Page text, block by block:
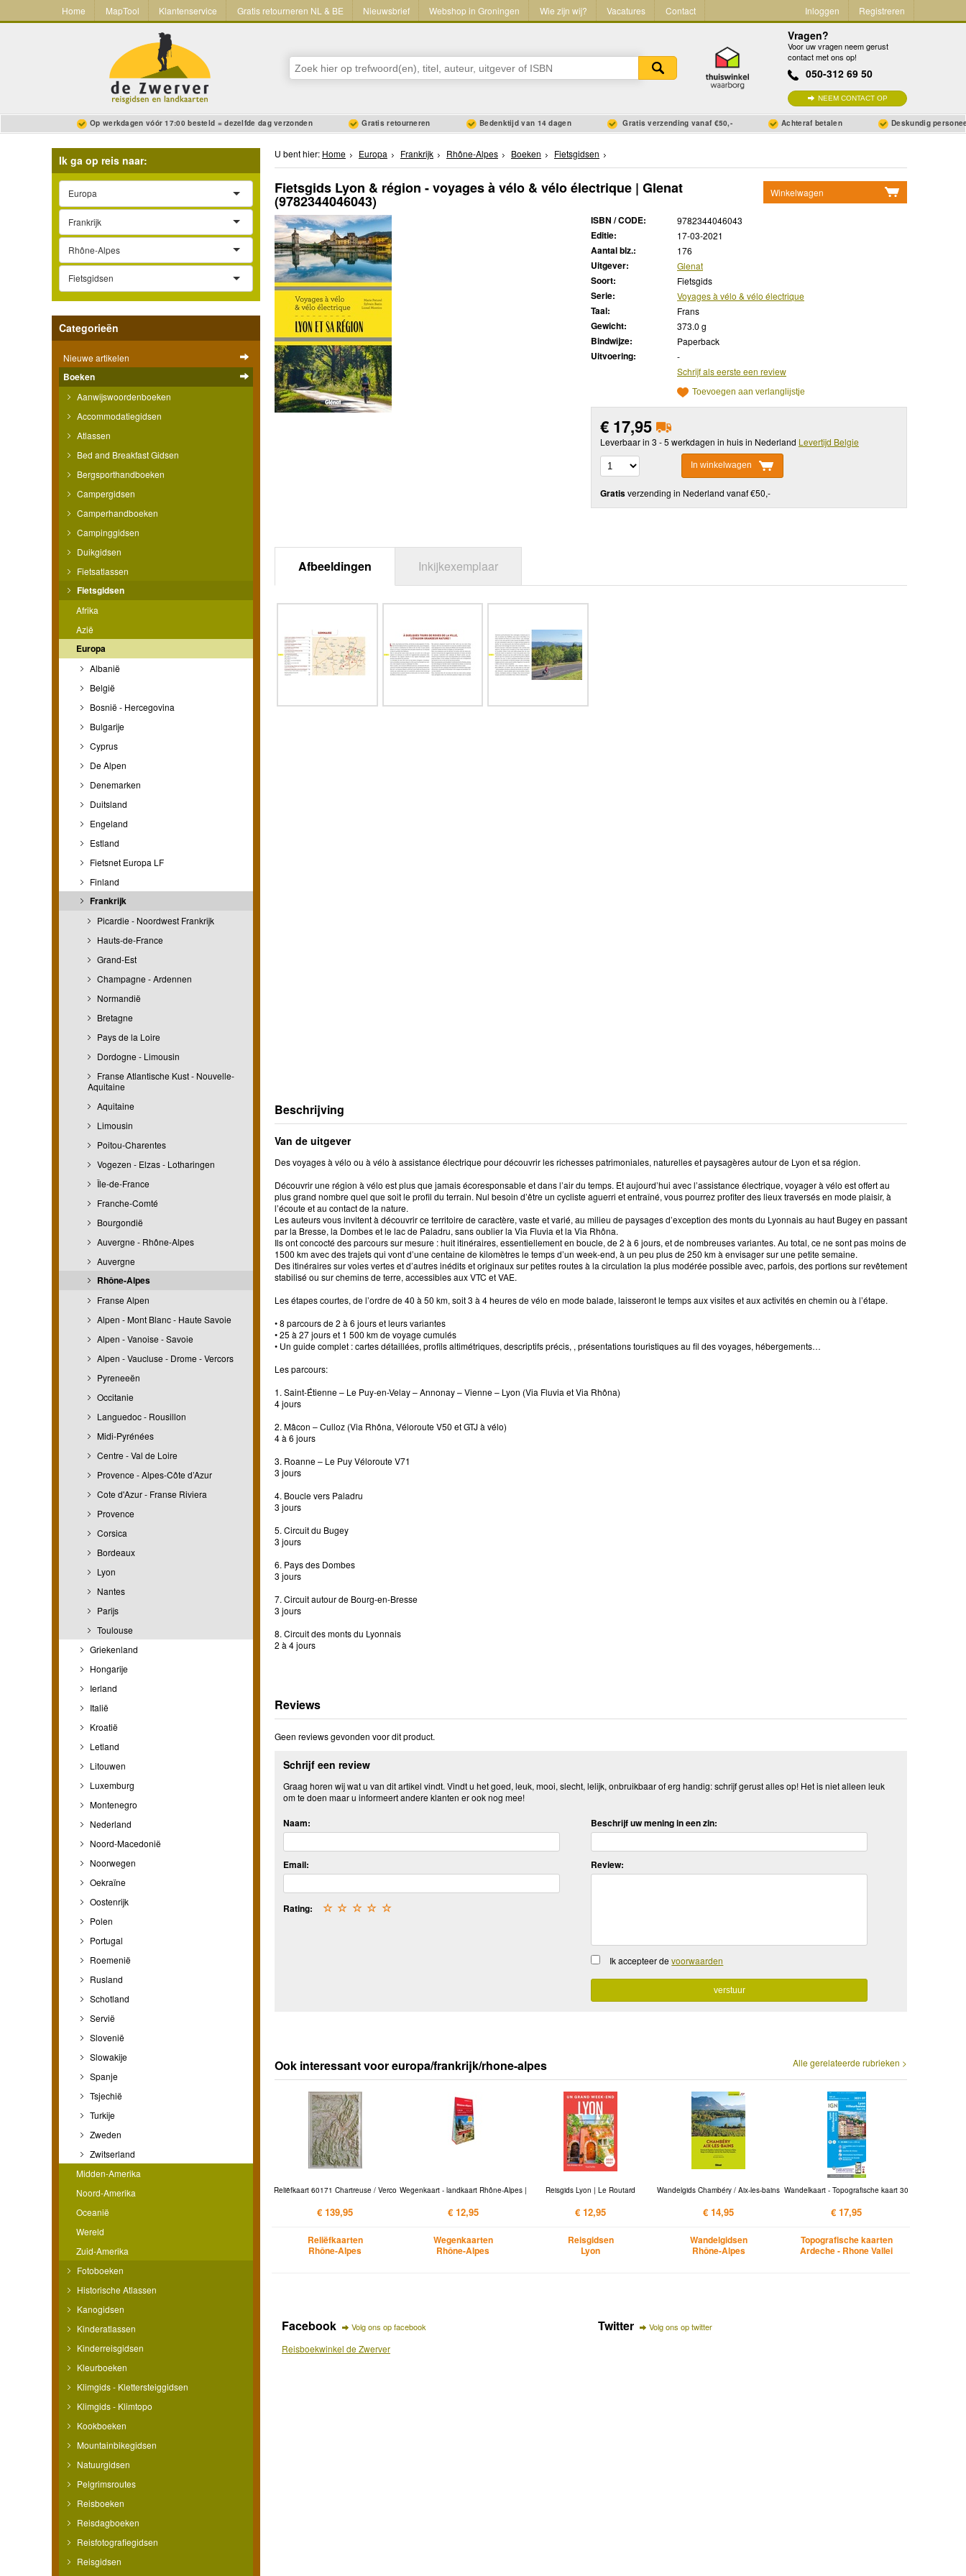
Home MapTool Klantenservice Gratis retourneren NL & BE Nieuwsbrief Webshop in Groningen Wie zijn wij? Vacatures Contact Inloggen Registreren
Vragen?
Voor uw vragen neem gerust
contact met ons op!
050-312 69 50
NEEM CONTACT OP
Op werkdagen vóór 17:00 besteld = dezelfde dag verzonden Gratis retourneren Bedenktijd van 14 dagen Gratis verzending vanaf €50,- Achteraf betalen Deskundig
Ik ga op reis naar:
Europa
Frankrijk
Rhône-Alpes
Fietsgidsen
Categorieën
Nieuwe artikelen
Boeken
Aanwijswoordenboeken
Accommodatiegidsen
Atlassen
Bed and Breakfast Gidsen
Bergsporthandboeken
Campergidsen
Camperhandboeken
Campinggidsen
Duikgidsen
Fietsatlassen
Fietsgidsen
Afrika
Azië
Europa
Albanië
België
Bosnië - Hercegovina
Bulgarije
Cyprus
De Alpen
Denemarken
Duitsland
Engeland
Estland
Fietsnet Europa LF
Finland
Frankrijk
Picardie - Noordwest Frankrijk
Hauts-de-France
Grand-Est
Champagne - Ardennen
Normandië
Bretagne
Pays de la Loire
Dordogne - Limousin
Franse Atlantische Kust - Nouvelle-
Aquitaine
Aquitaine
Limousin
Poitou-Charentes
Vogezen - Elzas - Lotharingen
Île-de-France
Franche-Comté
Bourgondië
Auvergne - Rhône-Alpes
Auvergne
Rhône-Alpes
Franse Alpen
Alpen - Mont Blanc - Haute Savoie
Alpen - Vanoise - Savoie
Alpen - Vaucluse - Drome - Vercors
Pyreneeën
Occitanie
Languedoc - Rousillon
Midi-Pyrénées
Centre - Val de Loire
Provence - Alpes-Côte d’Azur
Cote d'Azur - Franse Riviera
Provence
Corsica
Bordeaux
Lyon
Nantes
Parijs
Toulouse
Griekenland
Hongarije
Ierland
Italië
Kroatië
Letland
Litouwen
Luxemburg
Montenegro
Nederland
Noord-Macedonië
Noorwegen
Oekraïne
Oostenrijk
Polen
Portugal
Roemenië
Rusland
Schotland
Servië
Slovenië
Slowakije
Spanje
Tsjechië
Turkije
Zweden
Zwitserland
Midden-Amerika
Noord-Amerika
Oceanië
Wereld
Zuid-Amerika
Fotoboeken
Historische Atlassen
Kanogidsen
Kinderatlassen
Kinderreisgidsen
Kleurboeken
Klimgids - Klettersteiggidsen
Klimgids - Klimtopo
Kookboeken
Mountainbikegidsen
Natuurgidsen
Pelgrimsroutes
Reisboeken
Reisdagboeken
Reisfotografiegidsen
Reisgidsen
U bent hier: Home Europa Frankrijk Rhône-Alpes Boeken Fietsgidsen
Winkelwagen
Fietsgids Lyon & région - voyages à vélo & vélo électrique | Glenat
(9782344046043)
ISBN / CODE: 9782344046043
Editie: 17-03-2021
Aantal blz.: 176
Uitgever: Glenat
Soort: Fietsgids
Serie: Voyages à vélo & vélo électrique
Taal: Frans
Gewicht: 373.0 g
Bindwijze: Paperback
Uitvoering:
-
Schrijf als eerste een review
Toevoegen aan verlanglijstje
€ 17,95
Leverbaar in 3 - 5 werkdagen in huis in Nederland Levertijd Belgie
In winkelwagen
Gratisverzending in Nederland vanaf €50,-
Afbeeldingen Inkijkexemplaar
Beschrijving
Van de uitgever
Des voyages à vélo ou à vélo à assistance électrique pour découvrir les richesses patrimoniales, naturelles et paysagères autour de Lyon et sa région.
Découvrir une région à vélo est plus que jamais écoresponsable et dans l’air du temps. Et aujourd’hui avec l’assistance électrique, voyager à vélo est offert au
plus grand nombre quel que soit le profil du terrain. Nul besoin d’être un cycliste aguerri et entraîné, vous pourrez profiter des lieux traversés en mode plaisir, à
l’écoute et au contact de la nature.
Les auteurs vous invitent à découvrir ce territoire de caractère, vaste et varié, au milieu de paysages d’exception des monts du Lyonnais au haut Bugey en passant
par la Bresse, la Dombes et le lac de Paladru, sans oublier la Via Fluvia et la Via Rhôna.
Ils ont concocté des parcours sur mesure : huit itinéraires, essentiellement en boucle, de 2 à 6 jours, et de nombreuses variantes. Au total, ce ne sont pas moins de
1500 km avec des trajets qui vont d’une centaine de kilomètres le temps d’un week-end, à un peu plus de 250 km à envisager sur une petite semaine.
Des itinéraires sur voies vertes et d’autres inédits et originaux sur petites routes à la circulation la plus modérée possible avec, parfois, des portions sur revêtement
stabilisé ou sur chemins de terre, accessibles aux VTC et VAE.
Les étapes courtes, de l’ordre de 40 à 50 km, soit 3 à 4 heures de vélo en mode balade, laisseront le temps aux visites et aux activités en chemin ou à l’étape.
• 8 parcours de 2 à 6 jours et leurs variantes
• 25 à 27 jours et 1 500 km de voyage cumulés
• Un guide complet : cartes détaillées, profils altimétriques, descriptifs précis, , présentations touristiques au fil des voyages, hébergements…
Les parcours:
1. Saint-Étienne – Le Puy-en-Velay – Annonay – Vienne – Lyon (Via Fluvia et Via Rhôna)
4 jours
2. Mâcon – Culloz (Via Rhôna, Véloroute V50 et GTJ à vélo)
4 à 6 jours
3. Roanne – Le Puy Véloroute V71
3 jours
4. Boucle vers Paladru
3 jours
5. Circuit du Bugey
3 jours
6. Pays des Dombes
3 jours
7. Circuit autour de Bourg-en-Bresse
3 jours
8. Circuit des monts du Lyonnais
2 à 4 jours
Reviews
Geen reviews gevonden voor dit product.
Schrijf een review
Graag horen wij wat u van dit artikel vindt. Vindt u het goed, leuk, mooi, slecht, lelijk, onbruikbaar of erg handig: schrijf gerust alles op! Het is niet alleen leuk
om te doen maar u informeert andere klanten er ook nog mee!
Naam:
Email:
Rating: ☆
☆
☆
☆
☆
Beschrijf uw mening in een zin:
Review:
Ik accepteer devoorwaarden
Alle gerelateerde rubrieken >
Ook interessant voor europa/frankrijk/rhone-alpes
Reliëfkaart 60171 Chartreuse / Verco
€ 139,95
Reliëfkaarten
Rhône-Alpes
Wegenkaart - landkaart Rhône-Alpes |
€ 12,95
Wegenkaarten
Rhône-Alpes
Reisgids Lyon | Le Routard
€ 12,95
Reisgidsen
Lyon
Wandelgids Chambéry / Aix-les-bains
€ 14,95
Wandelgidsen
Rhône-Alpes
Wandelkaart - Topografische kaart 30
€ 17,95
Topografische kaarten
Ardeche - Rhone Vallei
Facebook Volg ons op facebook
Reisboekwinkel de Zwerver
Twitter Volg ons op twitter